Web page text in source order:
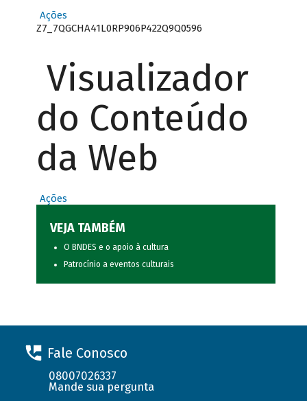
Ações
Z7_7QGCHA41L0RP906P422Q9Q0596
Visualizador
do Conteúdo
da Web
Ações
VEJA TAMBÉM
O BNDES e o apoio à cultura
Patrocínio a eventos culturais
Fale Conosco
08007026337
Mande sua pergunta